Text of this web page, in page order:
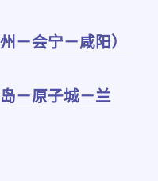
－会宁－咸阳）
－原子城－兰